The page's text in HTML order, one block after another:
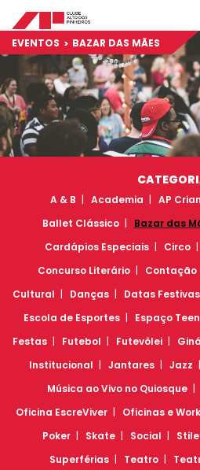
EVENTOS BAZAR DAS MÃES
A & B Academia AP
Ballet Clássico
Bazar das
Cardápios Especiais
Circo
Concurso Literário
Contação
Cultural
Danças Datas Festivas
Escola de Esportes
Espaço Teen
Festas
Futebol Futevôlei
Institucional
Jantares Jazz
Música ao Vivo no Quiosque
Oficina EscreViver
Oficinas e
Poker
Skate Social
Superférias
Teatro